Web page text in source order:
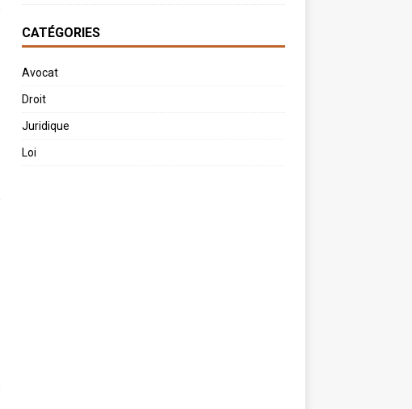
CATÉGORIES
Avocat
Droit
Juridique
Loi